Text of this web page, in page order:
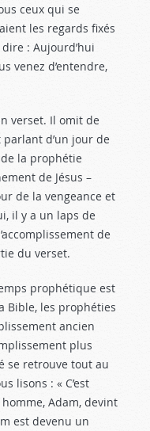
ceux qui se
les regards fixés
: Aujourd’hui
venez d’entendre,
verset. Il omit de
d’un jour de
la prophétie
de Jésus –
de la vengeance et
il y a un laps de
de
du verset.
prophétique est
Bible, les prophéties
ancien
plus
se retrouve tout au
lisons : « C’est
Adam, devint
est devenu un